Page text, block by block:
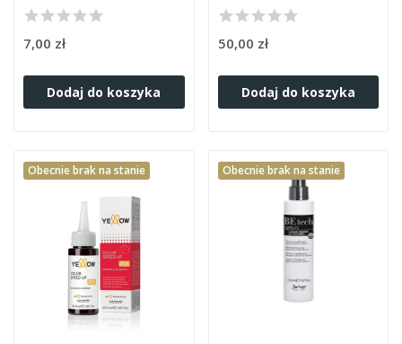
7,00 zł
Dodaj do koszyka
50,00 zł
Dodaj do koszyka
Obecnie brak na stanie Obecnie brak na stanie